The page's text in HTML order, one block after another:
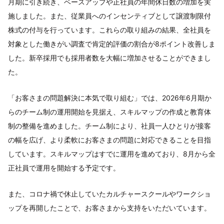
施しました。また、従業員へのインセンティブとして譲渡制限付
株式の付与を行っています。これらの取り組みの結果、全社員を
対象とした働きがい調査で肯定的評価の割合が8ポイント改善しま
した。新卒採用でも採用者数を大幅に増加させることができまし
た。
「お客さまの問題解決に本気で取り組む」では、2026年6月期か
らのチーム制の運用開始を見据え、スキルマップの作成と教育体
制の整備を進めました。チーム制により、社員一人ひとりが接客
の幅を広げ、より柔軟にお客さまの問題に対応できることを目指
しています。スキルマップはすでに運用を進めており、8月から全
正社員で運用を開始する予定です。
また、コロナ禍で休止していたカルチャースクールやワークショ
ップを再開したことで、お客さまから支持をいただいています。